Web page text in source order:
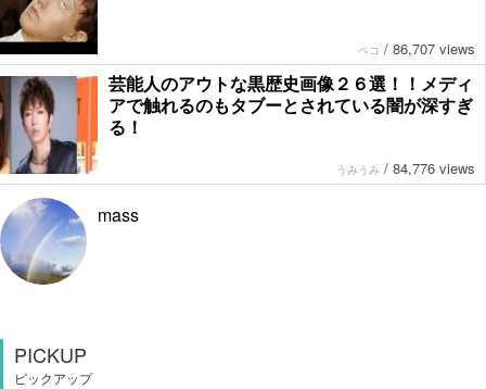
ペコ / 86,707 views
芸能人のアウトな黒歴史画像２６選！！メディ
アで触れるのもタブーとされている闇が深すぎ
る！
うみうみ / 84,776 views
mass
PICKUP
ピックアップ